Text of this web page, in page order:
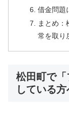
借金問題
まとめ：
常を取り
松田町で
している方